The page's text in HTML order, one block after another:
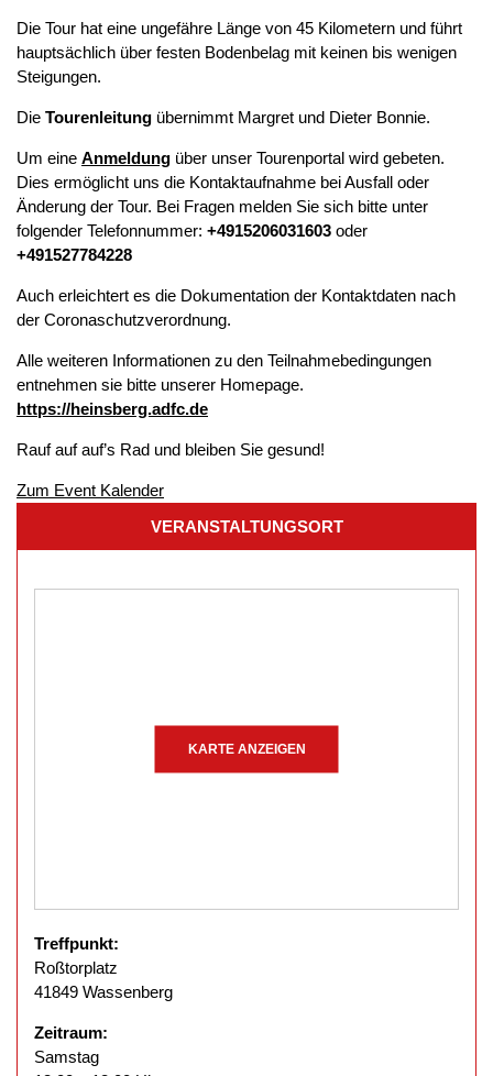
Die Tour hat eine ungefähre Länge von 45 Kilometern und führt
hauptsächlich über festen Bodenbelag mit keinen bis wenigen
Steigungen.
Die Tourenleitung übernimmt Margret und Dieter Bonnie.
Um eine Anmeldung über unser Tourenportal wird gebeten.
Dies ermöglicht uns die Kontaktaufnahme bei Ausfall oder
Änderung der Tour. Bei Fragen melden Sie sich bitte unter
folgender Telefonnummer: +4915206031603 oder
+491527784228
Auch erleichtert es die Dokumentation der Kontaktdaten nach
der Coronaschutzverordnung.
Alle weiteren Informationen zu den Teilnahmebedingungen
entnehmen sie bitte unserer Homepage.
https://heinsberg.adfc.de
Rauf auf auf’s Rad und bleiben Sie gesund!
Zum Event Kalender
VERANSTALTUNGSORT
KARTE ANZEIGEN
Treffpunkt:
Roßtorplatz
41849 Wassenberg
Zeitraum:
Samstag